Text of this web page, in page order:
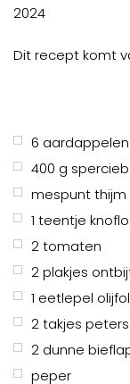
2024
Dit recept komt
6 aardappelen
400 g
mespunt thijm
1 teentje
2tomaten
2plakjes
1 eetlepel
2takjes
2 dunne
peper